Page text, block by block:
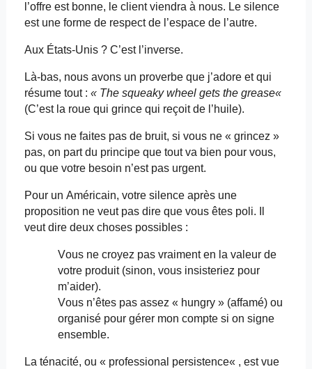
l’offre est bonne, le client viendra à nous. Le silence
est une forme de respect de l’espace de l’autre.
Aux États-Unis ? C’est l’inverse.
Là-bas, nous avons un proverbe que j’adore et qui
résume tout : « The squeaky wheel getsthe grease«
(C’est la roue qui grince qui reçoit de l’huile).
Si vous ne faites pas de bruit, si vous ne « grincez »
pas, on part du principe que tout va bien pour vous,
ou que votre besoin n’est pas urgent.
Pour un Américain, votre silence après une
proposition ne veut pas dire que vous êtes poli. Il
veut dire deux choses possibles :
Vous ne croyez pas vraiment en la valeur de
votre produit (sinon, vous insisteriez pour
m’aider).
Vous n’êtes pas assez « hungry» (affamé) ou
organisé pour gérer mon compte si on signe
ensemble.
La ténacité, ou « professional persistence« , est vue